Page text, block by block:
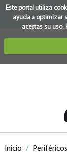
Este portal utiliza
ayuda a optimizar
aceptas su uso.
Inicio / Periféricos